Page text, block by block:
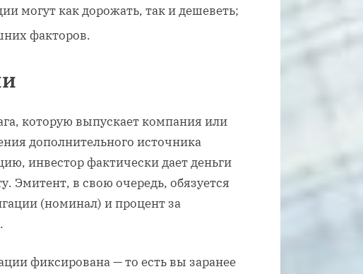
могут как дорожать, так и дешеветь;
факторов.
которую выпускает компания или
дополнительного источника
инвестор фактически дает деньги
Эмитент, в свою очередь, обязуется
(номинал) и процент за
фиксирована — то есть вы заранее